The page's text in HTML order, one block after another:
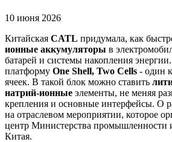
10 июня 2026
Китайская CATL придумала, как
ионные аккумуляторы в
батарей и системы накопления
платформу One Shell, Two Cells - один
ячеек. В такой блок можно ставить
натрий-ионные элементы, не меняя
крепления и основные интерфейсы. О
на отраслевом мероприятии, которое
центр Министерства промышленности
Китая.